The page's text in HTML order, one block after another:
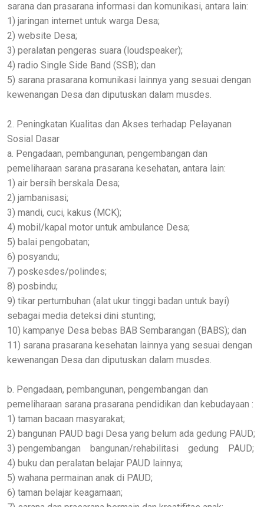
sarana dan prasarana informasi dan komunikasi, antara lain:
1) jaringan internet untuk warga Desa;
2) website Desa;
3) peralatan pengeras suara (loudspeaker);
4) radio Single Side Band (SSB); dan
5) sarana prasarana komunikasi lainnya yang sesuai dengan
kewenangan Desa dan diputuskan dalam musdes.
2. Peningkatan Kualitas dan Akses terhadap Pelayanan
Sosial Dasar
a. Pengadaan, pembangunan, pengembangan dan
pemeliharaan sarana prasarana kesehatan, antara lain:
1) air bersih berskala Desa;
2) jambanisasi;
3) mandi, cuci, kakus (MCK);
4) mobil/kapal motor untuk ambulance Desa;
5) balai pengobatan;
6) posyandu;
7) poskesdes/polindes;
8) posbindu;
9) tikar pertumbuhan (alat ukur tinggi badan untuk bayi)
sebagai media deteksi dini stunting;
10) kampanye Desa bebas BAB Sembarangan (BABS); dan
11) sarana prasarana kesehatan lainnya yang sesuai dengan
kewenangan Desa dan diputuskan dalam musdes.
b. Pengadaan, pembangunan, pengembangan dan
pemeliharaan sarana prasarana pendidikan dan kebudayaan :
1) taman bacaan masyarakat;
2) bangunan PAUD bagi Desa yang belum ada gedung PAUD;
3) pengembangan bangunan/rehabilitasi gedung PAUD;
4) buku dan peralatan belajar PAUD lainnya;
5) wahana permainan anak di PAUD;
6) taman belajar keagamaan;